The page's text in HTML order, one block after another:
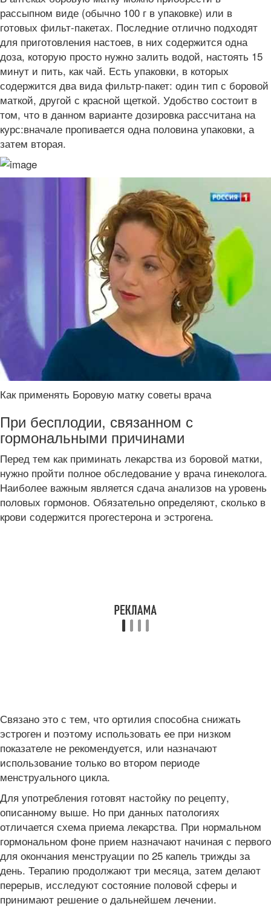
рассыпном виде (обычно 100 г в упаковке) или в
готовых фильт-пакетах. Последние отлично подходят
для приготовления настоев, в них содержится одна
доза, которую просто нужно залить водой, настоять 15
минут и пить, как чай. Есть упаковки, в которых
содержится два вида фильтр-пакет: один тип с боровой
маткой, другой с красной щеткой. Удобство состоит в
том, что в данном варианте дозировка рассчитана на
курс:вначале пропивается одна половина упаковки, а
затем вторая.
Как применять Боровую матку советы врача
При бесплодии, связанном с
гормональными причинами
Перед тем как приминать лекарства из боровой матки,
нужно пройти полное обследование у врача гинеколога.
Наиболее важным является сдача анализов на уровень
половых гормонов. Обязательно определяют, сколько в
крови содержится прогестерона и эстрогена.
Связано это с тем, что ортилия способна снижать
эстроген и поэтому использовать ее при низком
показателе не рекомендуется, или назначают
использование только во втором периоде
менструального цикла.
Для употребления готовят настойку по рецепту,
описанному выше. Но при данных патологиях
отличается схема приема лекарства. При нормальном
гормональном фоне прием назначают начиная с первого
для окончания менструации по 25 капель трижды за
день. Терапию продолжают три месяца, затем делают
перерыв, исследуют состояние половой сферы и
принимают решение о дальнейшем лечении.